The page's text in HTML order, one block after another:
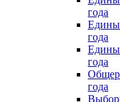
года
года
года
года